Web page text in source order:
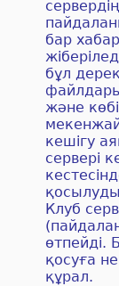
бар
бұл
және
кешігу
сервері
Клуб
өтпейді.
қосуға
құрал.